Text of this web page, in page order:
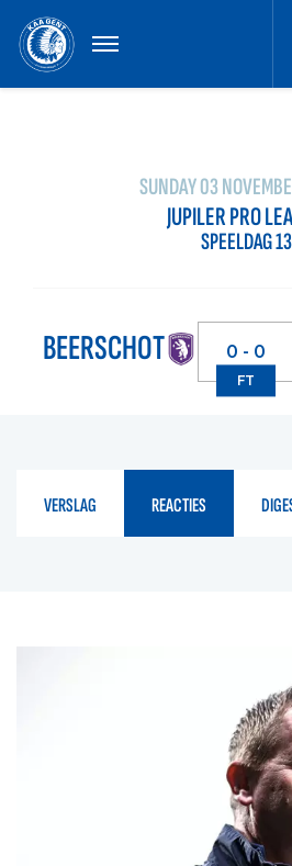
MENU
SUNDAY 03
JUPILER PRO
SPEELDAG 13
BEERSCHOT 0 - 0
FT
VERSLAG REACTIES